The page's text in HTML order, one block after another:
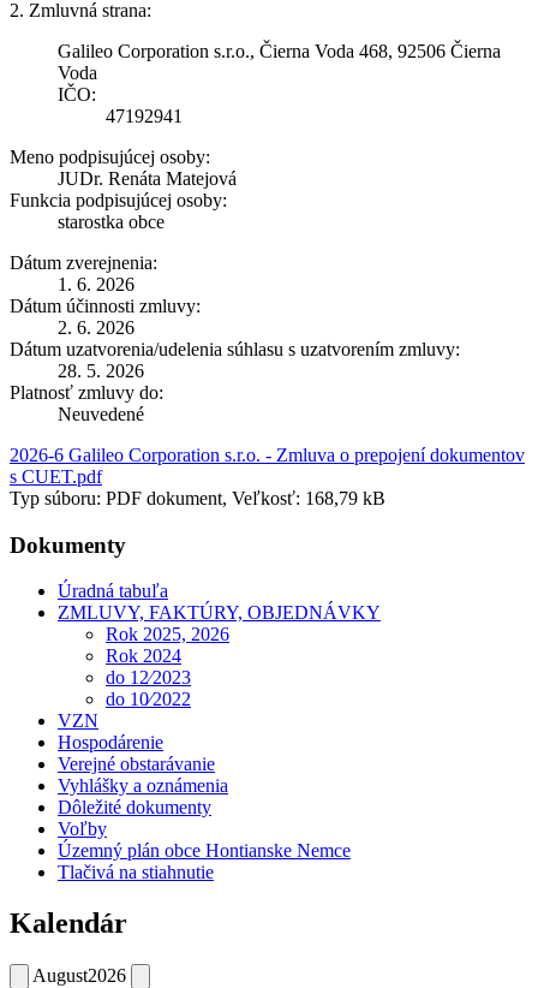
2. Zmluvná strana:
Galileo Corporation s.r.o., Čierna Voda 468, 92506 Čierna
Voda
IČO:
47192941
Meno podpisujúcej osoby:
JUDr. Renáta Matejová
Funkcia podpisujúcej osoby:
starostka obce
Dátum zverejnenia:
1. 6. 2026
Dátum účinnosti zmluvy:
2. 6. 2026
Dátum uzatvorenia/udelenia súhlasu s uzatvorením zmluvy:
28. 5. 2026
Platnosť zmluvy do:
Neuvedené
2026-6 Galileo Corporation s.r.o. - Zmluva o prepojení dokumentov
s CUET.pdf
Typ súboru: PDF dokument, Veľkosť: 168,79 kB
Dokumenty
Úradná tabuľa
ZMLUVY, FAKTÚRY, OBJEDNÁVKY
Rok 2025, 2026
Rok 2024
do 12⁄2023
do 10⁄2022
VZN
Hospodárenie
Verejné obstarávanie
Vyhlášky a oznámenia
Dôležité dokumenty
Voľby
Územný plán obce Hontianske Nemce
Tlačivá na stiahnutie
Kalendár
August2026